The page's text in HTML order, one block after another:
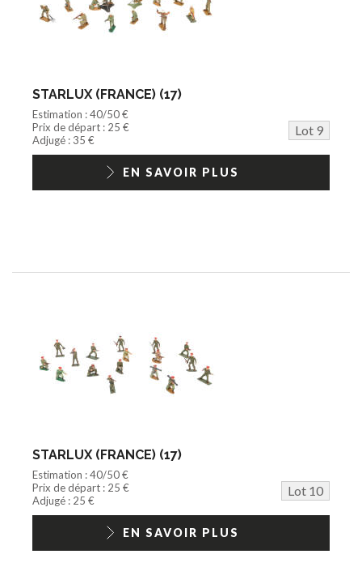
STARLUX (FRANCE) (17)
Estimation : 40/50 €
Prix de départ : 25 €
Lot 9
Adjugé : 35 €
EN SAVOIR PLUS
STARLUX (FRANCE) (17)
Estimation : 40/50 €
Prix de départ : 25 €
Lot 10
Adjugé : 25 €
EN SAVOIR PLUS